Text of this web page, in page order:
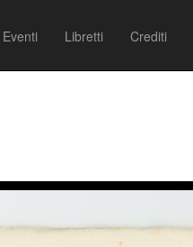
Eventi Libretti Crediti